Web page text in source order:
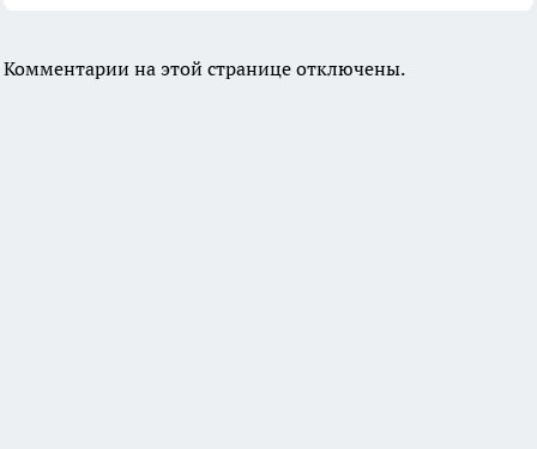
Комментарии на этой странице отключены.